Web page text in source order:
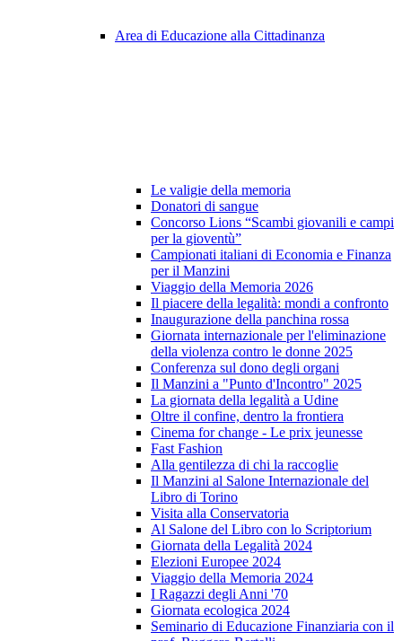
Area di Educazione alla Cittadinanza
Le valigie della memoria
Donatori di sangue
Concorso Lions “Scambi giovanili e campi
per la gioventù”
Campionati italiani di Economia e Finanza
per il Manzini
Viaggio della Memoria 2026
Il piacere della legalità: mondi a confronto
Inaugurazione della panchina rossa
Giornata internazionale per l'eliminazione
della violenza contro le donne 2025
Conferenza sul dono degli organi
Il Manzini a "Punto d'Incontro" 2025
La giornata della legalità a Udine
Oltre il confine, dentro la frontiera
Cinema for change - Le prix jeunesse
Fast Fashion
Alla gentilezza di chi la raccoglie
Il Manzini al Salone Internazionale del
Libro di Torino
Visita alla Conservatoria
Al Salone del Libro con lo Scriptorium
Giornata della Legalità 2024
Elezioni Europee 2024
Viaggio della Memoria 2024
I Ragazzi degli Anni '70
Giornata ecologica 2024
Seminario di Educazione Finanziaria con il